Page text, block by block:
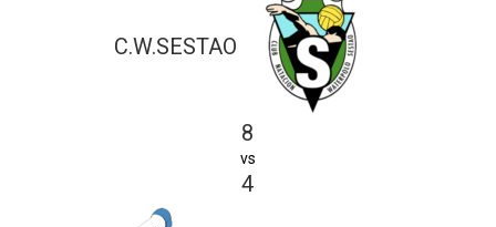
C.W.SESTAO
8
vs
4